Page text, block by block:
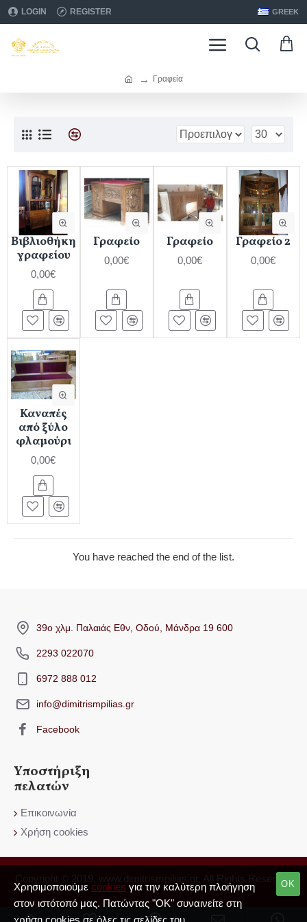
LOGIN REGISTER GREEK
Γραφεία
Βιβλιοθήκη
γραφείου
0,00€
Γραφείο
0,00€
Γραφείο
0,00€
Γραφείο 2
0,00€
Καναπές
από ξύλο
φλαμούρι
0,00€
You have reached the end of the list.
39ο χλμ. Παλαιάς Εθν, Οδού, Μάνδρα 19 600
2293 022070
6972 888 012
info@dimitrismpilias.gr
Facebook
Υποστήριξη
πελατών
Επικοινωνία
Χρήση cookies
Copyright © 2019, www.dimitrismpilias.gr, All Rights Reserved
OK
Χρησιμοποιούμε cookies για την καλύτερη πλοήγηση
στον ιστότοπό μας. Πατώντας "OK" συναινείτε στη
χρήση cookies σε όλες τις σελίδες του.